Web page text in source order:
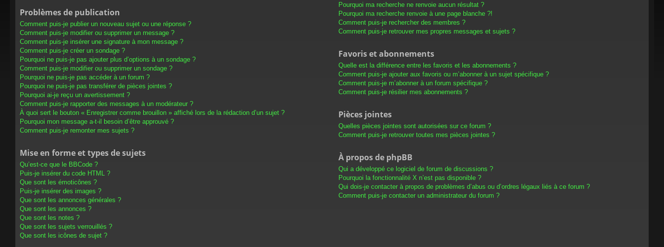
Problèmes de publication
Comment puis-je publier un nouveau sujet ou une réponse ?
Comment puis-je modifier ou supprimer un message ?
Comment puis-je insérer une signature à mon message ?
Comment puis-je créer un sondage ?
Pourquoi ne puis-je pas ajouter plus d’options à un sondage ?
Comment puis-je modifier ou supprimer un sondage ?
Pourquoi ne puis-je pas accéder à un forum ?
Pourquoi ne puis-je pas transférer de pièces jointes ?
Pourquoi ai-je reçu un avertissement ?
Comment puis-je rapporter des messages à un modérateur ?
À quoi sert le bouton « Enregistrer comme brouillon » affiché lors de la rédaction d’un sujet ?
Pourquoi mon message a-t-il besoin d’être approuvé ?
Comment puis-je remonter mes sujets ?
Mise en forme et types de sujets
Qu’est-ce que le BBCode ?
Puis-je insérer du code HTML ?
Que sont les émoticônes ?
Puis-je insérer des images ?
Que sont les annonces générales ?
Que sont les annonces ?
Que sont les notes ?
Que sont les sujets verrouillés ?
Que sont les icônes de sujet ?
Pourquoi ma recherche ne renvoie aucun résultat ?
Pourquoi ma recherche renvoie à une page blanche ?!
Comment puis-je rechercher des membres ?
Comment puis-je retrouver mes propres messages et sujets ?
Favoris et abonnements
Quelle est la différence entre les favoris et les abonnements ?
Comment puis-je ajouter aux favoris ou m’abonner à un sujet spécifique ?
Comment puis-je m’abonner à un forum spécifique ?
Comment puis-je résilier mes abonnements ?
Pièces jointes
Quelles pièces jointes sont autorisées sur ce forum ?
Comment puis-je retrouver toutes mes pièces jointes ?
À propos de phpBB
Qui a développé ce logiciel de forum de discussions ?
Pourquoi la fonctionnalité X n’est pas disponible ?
Qui dois-je contacter à propos de problèmes d’abus ou d’ordres légaux liés à ce forum ?
Comment puis-je contacter un administrateur du forum ?